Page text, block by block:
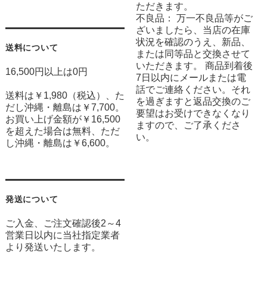
送料について
16,500円以上は0円
送料は￥1,980（税込）、た
だし沖縄・離島は￥7,700。
お買い上げ金額が￥16,500
を超えた場合は無料、ただ
し沖縄・離島は￥6,600。
発送について
ご入金、ご注文確認後2～4
営業日以内に当社指定業者
より発送いたします。
ただきます。
不良品： 万一不良品等がご
ざいましたら、当店の在庫
状況を確認のうえ、新品、
または同等品と交換させて
いただきます。 商品到着後
7日以内にメールまたは電
話でご連絡ください。それ
を過ぎますと返品交換のご
要望はお受けできなくなり
ますので、ご了承くださ
い。